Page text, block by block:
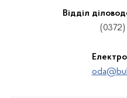
Відділ
(0372)